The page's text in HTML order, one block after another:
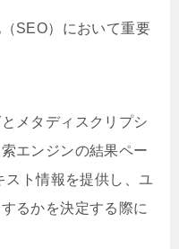
SEO）において重要
メタディスクリプシ
エンジンの結果ペー
スト情報を提供し、ユ
るかを決定する際に